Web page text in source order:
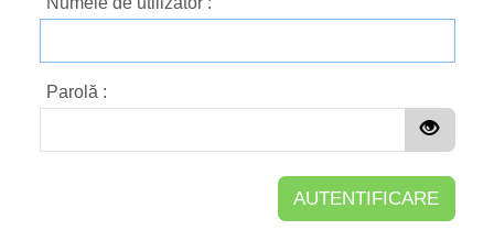
Parolă :
AUTENTIFICARE